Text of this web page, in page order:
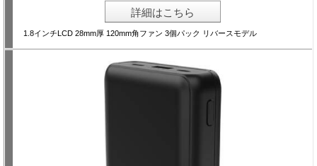
詳細はこちら
1.8インチLCD 28mm厚 120mm角ファン 3個パック リバースモデル